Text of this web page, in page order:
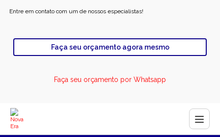
Entre em contato com um de nossos especialistas!
Faça seu orçamento agora mesmo
Faça seu orçamento por Whatsapp